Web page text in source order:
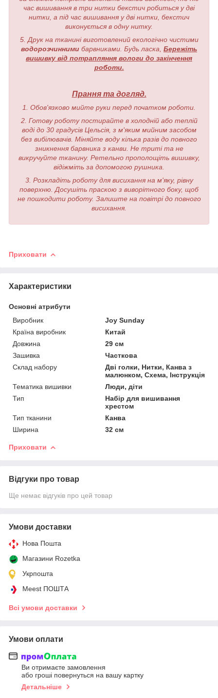
час вишивання в три нитки бекстич робиться у дві
нитки, а під час вишивання у дві нитки, бекстич
виконується в одну нитку.
5. Друк на тканині виготовлений екологічно чистими
водорозчинними барвниками. Будь ласка, Бережіть
вишивку від потрапляння вологи до закінчення
роботи.
Прання та догляд.
1. Обов'язково мийте руки перед початком роботи.
2. Готову роботу постирайте в холодній або теплій
воді до 30 градусів Цельсія, з м'яким мийним засобом
без вибілювачів. Міняйте воду кілька разів до повного
зникнення барвника з канви. Не триті та не
викручуйте тканину. Ретельно прополощіть вишивку,
відіжміть за допомогою рушника.
3. Розкладіть роботу для висихання на м'яку, рівну
поверхню. Досушіть праскою з виворітного боку, щоб
не пошкодити роботу. Залиште на повітрі до повного
висихання.
Приховати
Характеристики
Основні атрибути
Виробник
Joy Sunday
Країна виробник
Китай
Довжина
29 см
Зашивка
Часткова
Склад набору
Дві голки, Нитки, Канва з
малюнком, Схема, Інструкція
Тематика вишивки
Люди, діти
Тип
Набір для вишивання
хрестом
Тип тканини
Канва
Ширина
32 см
Приховати
Відгуки про товар
Ще немає відгуків про цей товар
Умови доставки
Нова Пошта
Магазини Rozetka
Укрпошта
Meest ПОШТА
Всі умови доставки
Умови оплати
Ви отримаєте замовлення
або гроші повернуться на вашу картку
Детальніше